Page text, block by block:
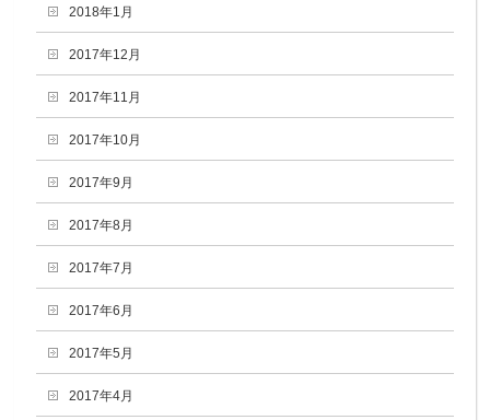
2018年1月
2017年12月
2017年11月
2017年10月
2017年9月
2017年8月
2017年7月
2017年6月
2017年5月
2017年4月